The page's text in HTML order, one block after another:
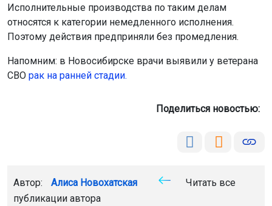
Исполнительные производства по таким делам
относятся к категории немедленного исполнения.
Поэтому действия предприняли без промедления.
Напомним: в Новосибирске врачи выявили у ветерана
СВО рак на ранней стадии.
Поделиться новостью:
Автор: Алиса Новохатская
Читать все
публикации автора